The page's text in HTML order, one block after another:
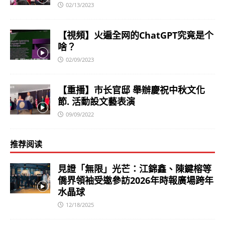
02/13/2023
【視頻】火遍全网的ChatGPT究竟是个
啥？
02/09/2023
【重播】市长官邸 舉辦慶祝中秋文化
節. 活動設文藝表演
09/09/2022
推荐阅读
見證「無限」光芒：江錦鑫、陳鍵榕等
僑界領袖受邀參訪2026年時報廣場跨年
水晶球
12/18/2025